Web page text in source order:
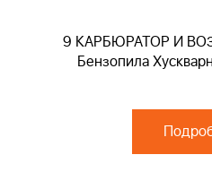
9 КАРБЮРАТОР И
Бензопила